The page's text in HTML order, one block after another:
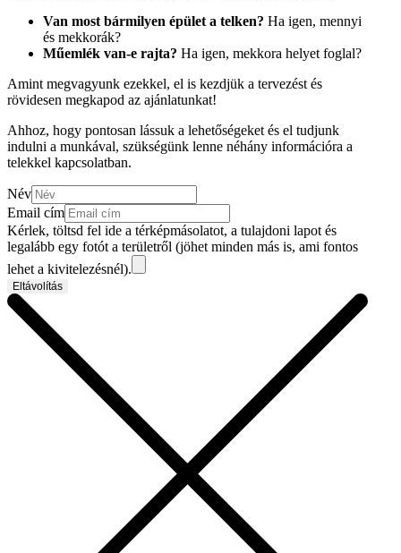
Van most bármilyen épület a telken? Ha igen, mennyi
és mekkorák?
Műemlék van-e rajta? Ha igen, mekkora helyet foglal?
Amint megvagyunk ezekkel, el is kezdjük a tervezést és
rövidesen megkapod az ajánlatunkat!
Ahhoz, hogy pontosan lássuk a lehetőségeket és el tudjunk
indulni a munkával, szükségünk lenne néhány információra a
telekkel kapcsolatban.
Név
Email cím
Kérlek, töltsd fel ide a térképmásolatot, a tulajdoni lapot és
legalább egy fotót a területről (jöhet minden más is, ami fontos
lehet a kivitelezésnél).
Eltávolítás